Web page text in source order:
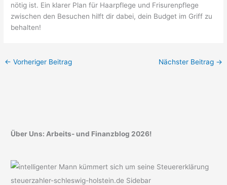
nötig ist. Ein klarer Plan für Haarpflege und Frisurenpflege
zwischen den Besuchen hilft dir dabei, dein Budget im Griff zu
behalten!
← Vorheriger Beitrag Nächster Beitrag →
Über Uns: Arbeits- und Finanzblog 2026!